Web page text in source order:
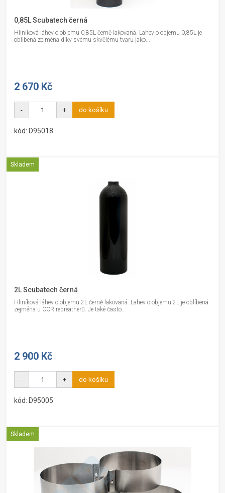
0,85L Scubatech černá
Hliníková láhev o objemu 0,85L černě lakovaná. Lahev o objemu 0,85L je
oblíbená zejména díky svému skvělému tvaru jako...
2 670 Kč
- + do košíku
kód: D95018
Skladem
2L Scubatech černá
Hliníková láhev o objemu 2L černě lakovaná. Lahev o objemu 2L je oblíbená
zejména u CCR rebreatherů. Je také často...
2 900 Kč
- + do košíku
kód: D95005
Skladem